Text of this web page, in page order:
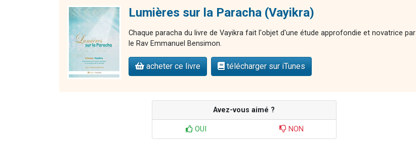
Lumières sur la Paracha (Vayikra)
Chaque paracha du livre de Vayikra fait l'objet d'une étude approfondie et novatrice par
le Rav Emmanuel Bensimon.
acheter ce livre télécharger sur iTunes
Avez-vous aimé ?
OUI NON